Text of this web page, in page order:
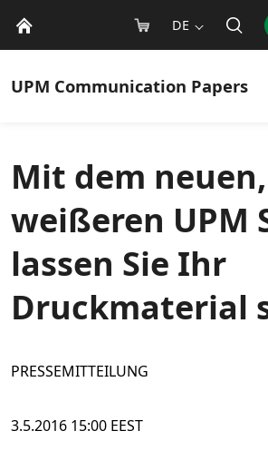
DE
UPM Communication Papers
Mit dem neuen,
weißeren UPM
lassen Sie Ihr
Druckmaterial
PRESSEMITTEILUNG
3.5.2016 15:00 EEST